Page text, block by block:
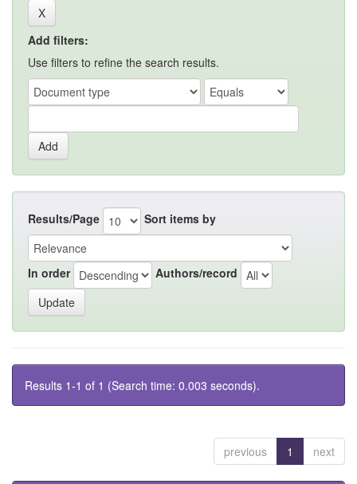
Add filters:
Use filters to refine the search results.
Results/Page Sort items by
In order Authors/record
Results 1-1 of 1 (Search time: 0.003 seconds).
previous 1 next